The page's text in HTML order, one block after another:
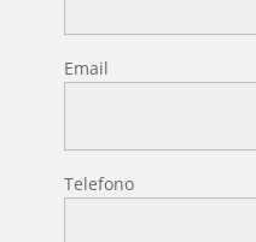
Email
Telefono